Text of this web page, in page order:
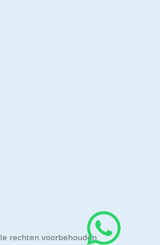
rechten voorbehouden